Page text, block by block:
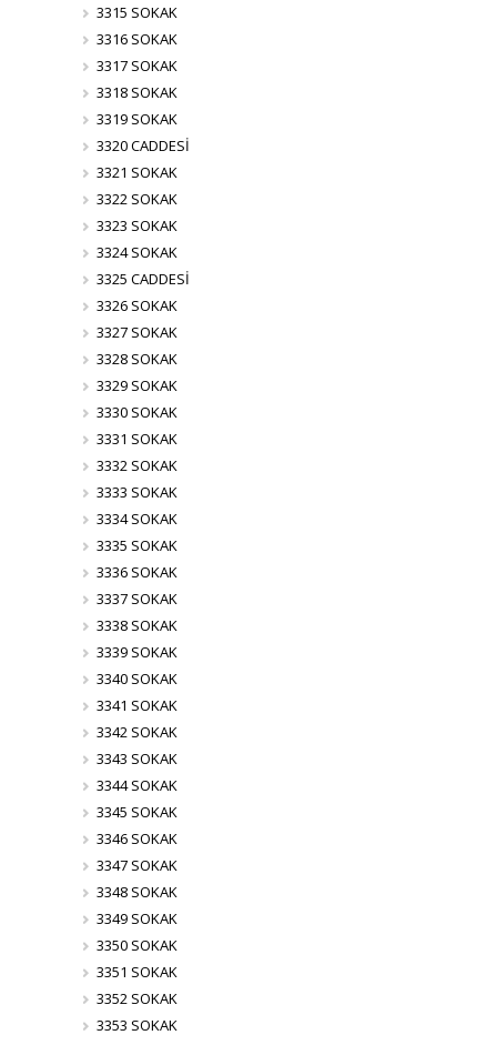
3315 SOKAK
3316 SOKAK
3317 SOKAK
3318 SOKAK
3319 SOKAK
3320 CADDESİ
3321 SOKAK
3322 SOKAK
3323 SOKAK
3324 SOKAK
3325 CADDESİ
3326 SOKAK
3327 SOKAK
3328 SOKAK
3329 SOKAK
3330 SOKAK
3331 SOKAK
3332 SOKAK
3333 SOKAK
3334 SOKAK
3335 SOKAK
3336 SOKAK
3337 SOKAK
3338 SOKAK
3339 SOKAK
3340 SOKAK
3341 SOKAK
3342 SOKAK
3343 SOKAK
3344 SOKAK
3345 SOKAK
3346 SOKAK
3347 SOKAK
3348 SOKAK
3349 SOKAK
3350 SOKAK
3351 SOKAK
3352 SOKAK
3353 SOKAK